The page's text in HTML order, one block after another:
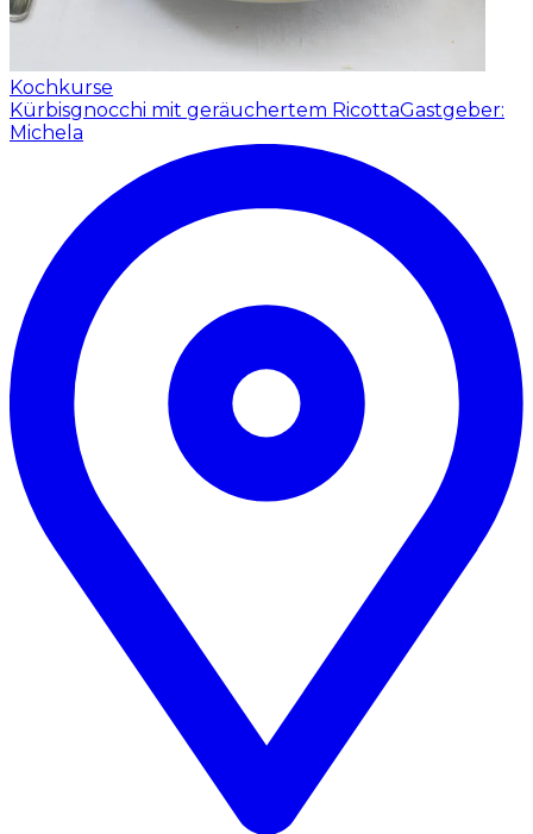
Kochkurse
Kürbisgnocchi mit geräuchertem RicottaGastgeber:
Michela